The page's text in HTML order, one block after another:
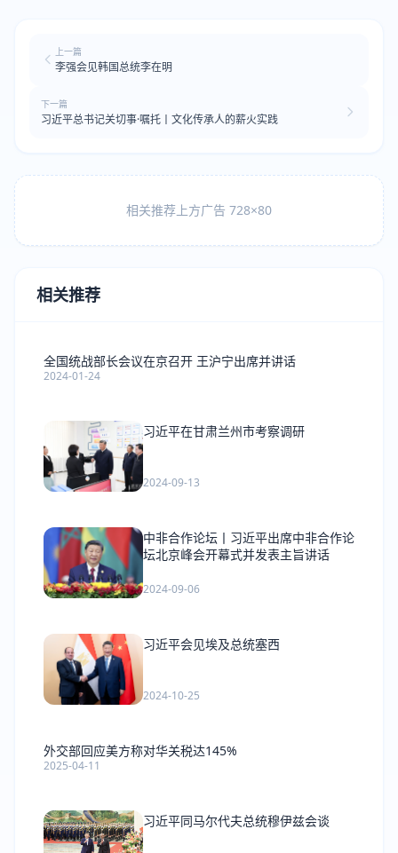
上一篇
李强会见韩国总统李在明
下一篇
习近平总书记关切事·嘱托丨文化传承人的薪火实践
相关推荐上方广告 728×80
相关推荐
全国统战部长会议在京召开 王沪宁出席并讲话
2024-01-24
习近平在甘肃兰州市考察调研
2024-09-13
中非合作论坛丨习近平出席中非合作论
坛北京峰会开幕式并发表主旨讲话
2024-09-06
习近平会见埃及总统塞西
2024-10-25
外交部回应美方称对华关税达145%
2025-04-11
习近平同马尔代夫总统穆伊兹会谈